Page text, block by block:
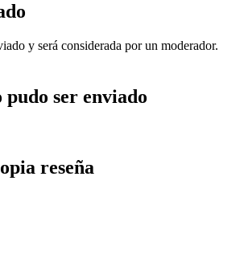
y será considerada por un moderador.
pudo ser enviado
reseña